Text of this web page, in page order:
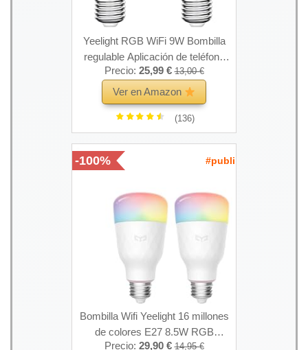
Yeelight RGB WiFi 9W Bombilla
regulable Aplicación de teléfono
Control de voz Compatible con
Alexa, Asistente de Google (2-
Pack)
Precio: 25,99 € 13,00 €
Ver en Amazon
(136)
-100% #publi
Bombilla Wifi Yeelight 16 millones
de colores E27 8.5W RGB
Precio: 29,90 € 14,95 €